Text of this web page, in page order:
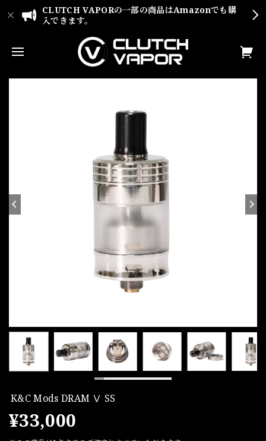
CLUTCH VAPORの一部の商品はAmazonでも購
入できます。
K&C Mods DRAM Ⅴ SS
¥33,000